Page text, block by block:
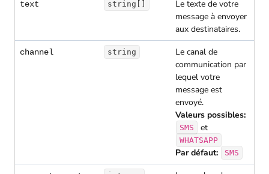
text string[]
Le texte de votre
message à envoyer
aux destinataires.
channel string
Le canal de
communication par
lequel votre
message est
envoyé.
Valeurs possibles:
SMS et
WHATSAPP
Par défaut: SMS